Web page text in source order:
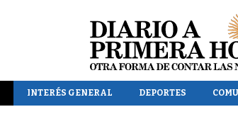
INTERÉS GENERAL DEPORTES